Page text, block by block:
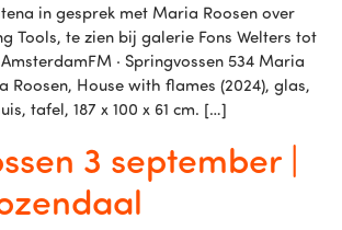
in gesprek met Maria Roosen over
Tools, te zien bij galerie Fons Welters tot
· Springvossen 534 Maria
Roosen, House with flames (2024), glas,
tafel, 187 x 100 x 61 cm. […]
3 september |